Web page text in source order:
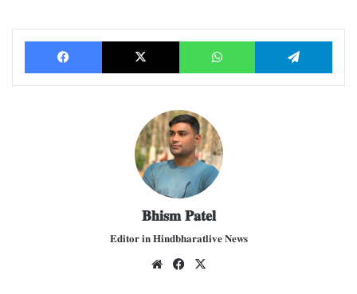
Facebook X WhatsApp
𝐁𝐡𝐢𝐬𝐦 𝐏𝐚𝐭𝐞𝐥
𝐄𝐝𝐢𝐭𝐨𝐫 𝐢𝐧 𝐇𝐢𝐧𝐝𝐛𝐡𝐚𝐫𝐚𝐭𝐥𝐢𝐯𝐞 𝐍𝐞𝐰𝐬
We
Fac